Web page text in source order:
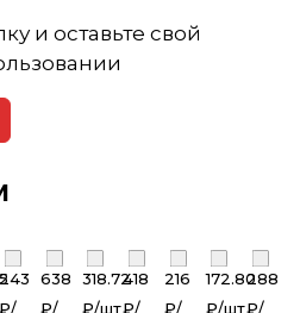
и оставьте свой
243
₽/
638
₽/
318.72
₽/шт
418
₽/
216
₽/
172.80
₽/шт
288
₽/